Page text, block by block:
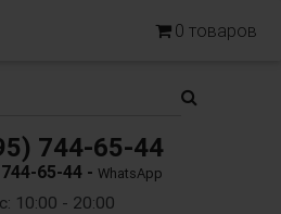
0 товаров
744-65-44
65-44 - WhatsApp
10:00 - 20:00